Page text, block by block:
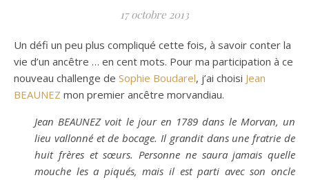
17 octobre 2013
Un défi un peu plus compliqué cette fois, à savoir conter la
vie d’un ancêtre … en cent mots. Pour ma participation à ce
nouveau challenge de Sophie Boudarel, j’ai choisi Jean
BEAUNEZ mon premier ancêtre morvandiau.
Jean BEAUNEZ voit le jour en 1789 dans le Morvan, un
lieu vallonné et de bocage. Il grandit dans une fratrie de
huit frères et sœurs. Personne ne saura jamais quelle
mouche les a piqués, mais il est parti avec son oncle